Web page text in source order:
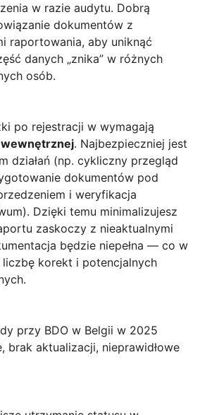
w razie audytu. Dobrą
dokumentów z
raportowania, aby uniknąć
danych „znika” w różnych
osób.
po rejestracji w wymagają
. Najbezpieczniej jest
działań (np. cykliczny przegląd
dokumentów pod
i weryfikacja
Dzięki temu minimalizujesz
zaskoczy z nieaktualnymi
będzie niepełna — co w
korekt i potencjalnych
przy BDO w Belgii w 2025
brak aktualizacji, nieprawidłowe